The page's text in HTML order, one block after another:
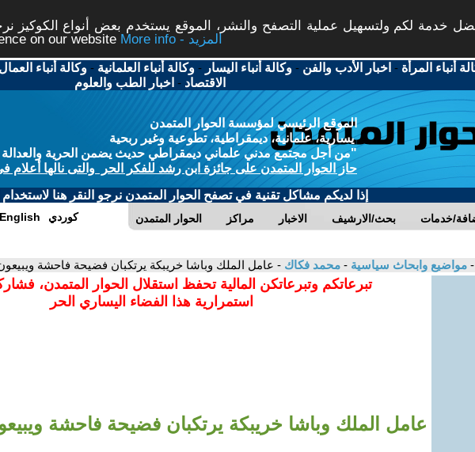
خدمة لكم ولتسهيل عملية التصفح والنشر، الموقع يستخدم بعض أنواع الكوكيز
on our website
More info - المزيد
أنباء المرأة - اخبار الأدب والفن -وكالة أنباء اليسار -وكالة أنباء العلمانية -وكالة أنباء العمال
الاقتصاد - اخبار الطب والعلوم
الموقع الرئيسي لمؤسسة الحوار المتمدن
يسارية، علمانية، ديمقراطية، تطوعية وغير ربحية
"من أجل مجتمع مدني علماني ديمقراطي حديث يضمن الحرية والعدالة
حاز الحوار المتمدن على جائزة ابن رشد للفكر الحر والتى نالها أعلام
إذا لديكم مشاكل تقنية في تصفح الحوار المتمدن نرجو النقر هنا لاستخدام
الحوار المتمدن مراكز الاخبار بحث/الارشيف خدمات English كوردي
- مواضيع وابحاث سياسية - محمد فكاك - عامل الملك وباشا خريبكة يرتكبان فضيحة فاحشة
تبرعاتكم وتبرعاتكن المالية تحفظ استقلال الحوار المتمدن،
استمرارية هذا الفضاء اليساري الحر
عامل الملك وباشا خريبكة يرتكبان فضيحة فاحشة